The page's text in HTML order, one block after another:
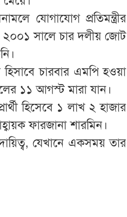
যোগাযোগ প্রতিমন্ত্রীর
২০০১ সালে চার দলীয় জোট
চারবার এমপি হওয়া
১১ আগস্ট মারা যান।
হিসেবে ১ লাখ ২ হাজার
ফারজানা শারমিন।
যেখানে একসময় তার